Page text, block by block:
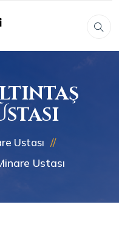
Ustası
Ustası